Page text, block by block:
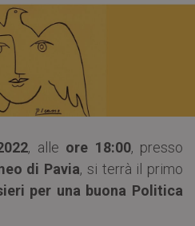
, alle ore 18:00, presso
di Pavia, si terrà il primo
per una buona Politica